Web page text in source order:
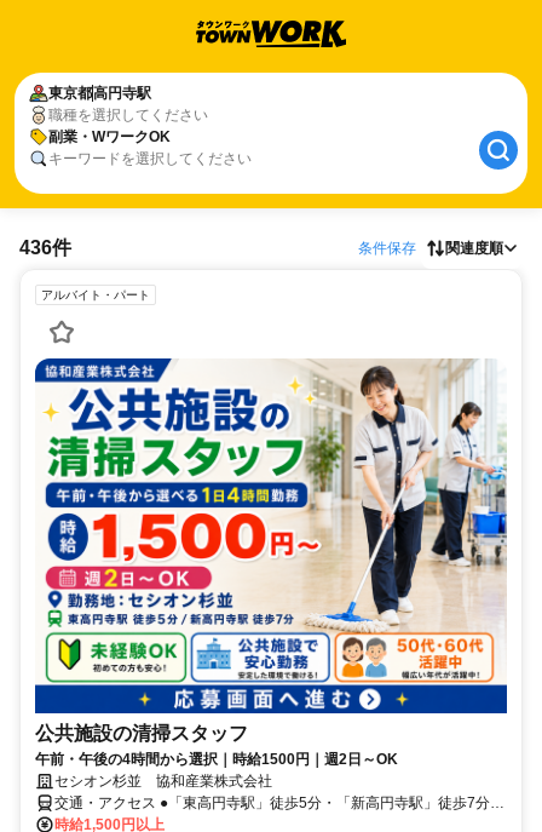
東京都高円寺駅
職種を選択してください
副業・WワークOK
キーワードを選択してください
436件 条件保存 関連度順
アルバイト・パート
公共施設の清掃スタッフ
午前・午後の4時間から選択｜時給1500円｜週2日～OK
セシオン杉並 協和産業株式会社
交通・アクセス ●「東高円寺駅」徒歩5分・「新高円寺駅」徒歩7分 ●
バス（中野駅・五日市街道営業所間、中35）（中野駅・吉祥寺駅間、
時給1,500円以上